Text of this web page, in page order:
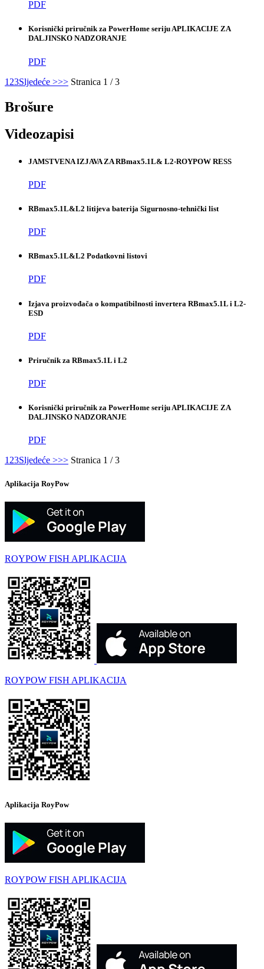
PDF
Korisnički priručnik za PowerHome seriju APLIKACIJE ZA
DALJINSKO NADZORANJE
PDF
1 23Sljedeće >>> Stranica 1 / 3
Brošure
Videozapisi
JAMSTVENA IZJAVA ZA RBmax5.1L& L2-ROYPOW RESS
PDF
RBmax5.1L&L2 litijeva baterija Sigurnosno-tehnički list
PDF
RBmax5.1L&L2 Podatkovni listovi
PDF
Izjava proizvođača o kompatibilnosti invertera RBmax5.1L i L2-
ESD
PDF
Priručnik za RBmax5.1L i L2
PDF
Korisnički priručnik za PowerHome seriju APLIKACIJE ZA
DALJINSKO NADZORANJE
PDF
123Sljedeće >>> Stranica 1 / 3
Aplikacija RoyPow
ROYPOW FISH APLIKACIJA
ROYPOW FISH APLIKACIJA
Aplikacija RoyPow
ROYPOW FISH APLIKACIJA